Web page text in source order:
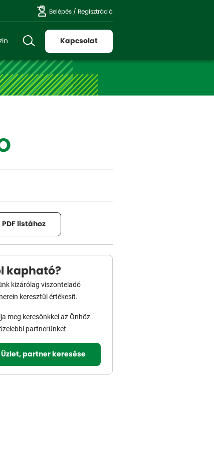
Belépés / Regisztráció
Kapcsolat
PDF listához
kapható?
kizárólag viszonteladó
keresztül értékesít.
meg keresőnkkel az Önhöz
partnerünket.
Üzlet, partner keresése